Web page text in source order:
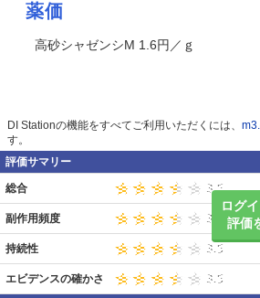
薬価
高砂シャゼンシM 1.6円／ｇ
DI Stationの機能をすべてご利用いただくには、
す。
評価サマリー
ログ
評価
総合
副作用頻度
持続性
エビデンスの確かさ